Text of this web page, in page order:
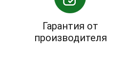
Гарантия от
производителя